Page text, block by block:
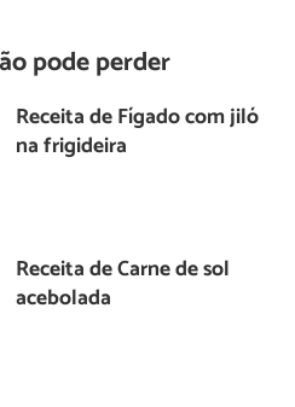
pode perder
Receita de Fígado com jiló
na frigideira
Receita de Carne de sol
acebolada